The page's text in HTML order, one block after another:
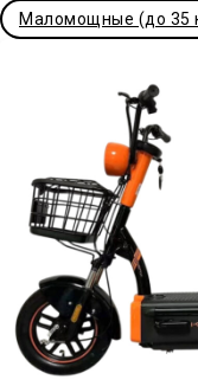
Маломощные (до 35